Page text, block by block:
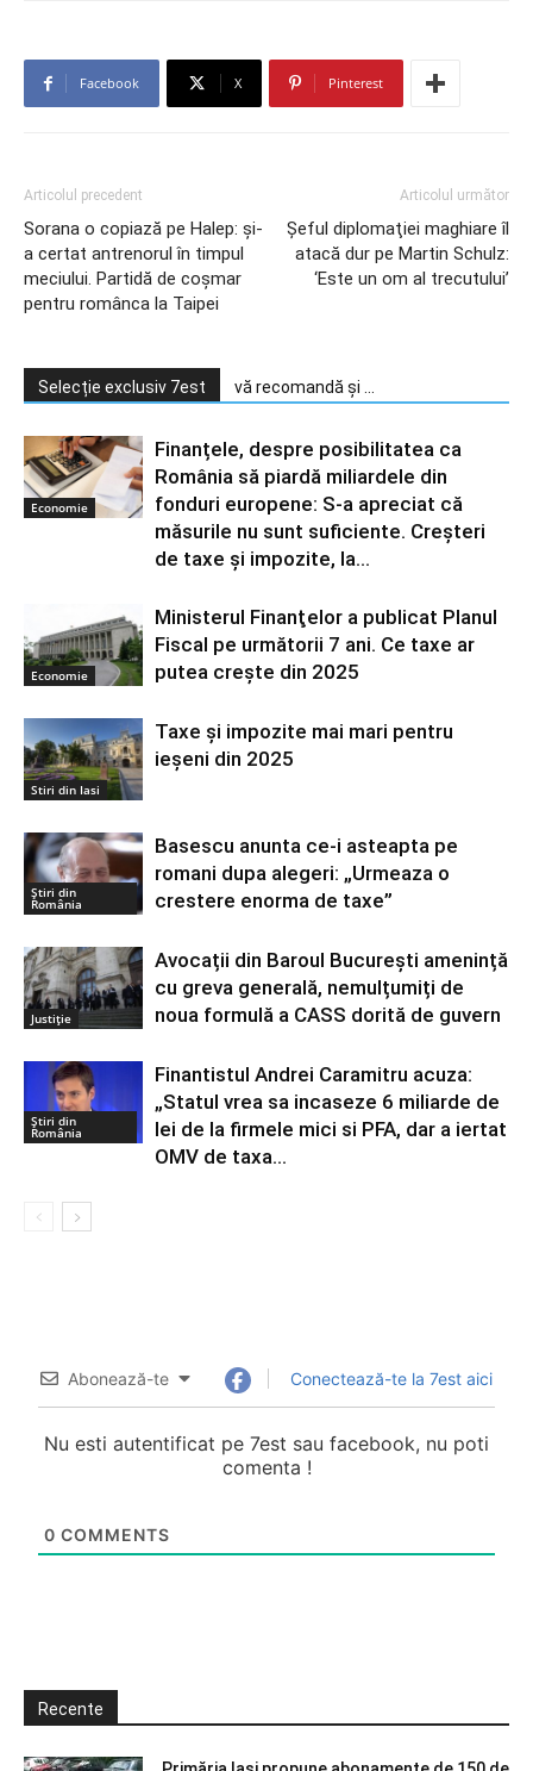
Facebook X Pinterest
Articolul precedent
Sorana o copiază pe Halep: şi-
a certat antrenorul în timpul
meciului. Partidă de coşmar
pentru românca la Taipei
Articolul următor
Şeful diplomaţiei maghiare îl
atacă dur pe Martin Schulz:
‘Este un om al trecutului’
Selecție exclusiv 7est vă recomandă și ...
Economie
Finanțele, despre posibilitatea ca
România să piardă miliardele din
fonduri europene: S-a apreciat că
măsurile nu sunt suficiente. Creșteri
de taxe și impozite, la...
Economie
Ministerul Finanţelor a publicat Planul
Fiscal pe următorii 7 ani. Ce taxe ar
putea creşte din 2025
Stiri din Iasi
Taxe și impozite mai mari pentru
ieșeni din 2025
Știri din
România
Basescu anunta ce-i asteapta pe
romani dupa alegeri: „Urmeaza o
crestere enorma de taxe”
Justiție
Avocații din Baroul București amenință
cu greva generală, nemulțumiți de
noua formulă a CASS dorită de guvern
Știri din
România
Finantistul Andrei Caramitru acuza:
„Statul vrea sa incaseze 6 miliarde de
lei de la firmele mici si PFA, dar a iertat
OMV de taxa...
Abonează-te Conectează-te la 7est aici
Nu esti autentificat pe 7est sau facebook, nu poti
comenta !
0 COMMENTS
Recente